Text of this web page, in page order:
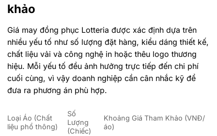
khảo
Giá may đồng phục Lotteria được xác định dựa trên
nhiều yếu tố như số lượng đặt hàng, kiểu dáng thiết kế,
chất liệu vải và công nghệ in hoặc thêu logo thương
hiệu. Mỗi yếu tố đều ảnh hưởng trực tiếp đến chi phí
cuối cùng, vì vậy doanh nghiệp cần cân nhắc kỹ để
đưa ra phương án phù hợp.
Loại Áo (Chất
liệu phổ thông)
Số
Lượng
(Chiếc)
Khoảng Giá Tham Khảo (VNĐ/
áo)